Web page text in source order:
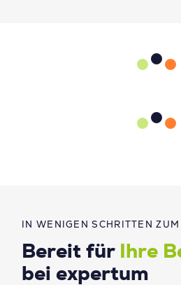
IN WENIGEN SCHRITTEN
Bereit für
Ihre
bei expertum